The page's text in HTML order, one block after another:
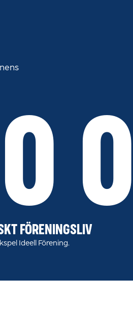
FÖRENINGSLIV
Ideell Förening.